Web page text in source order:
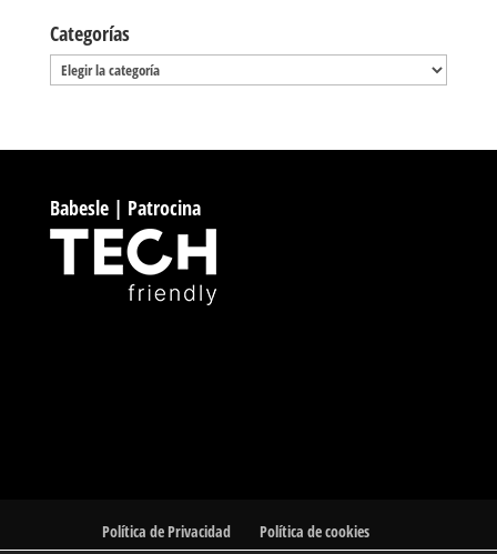
Categorías
Categorías
Babesle | Patrocina
Política de Privacidad Política de cookies